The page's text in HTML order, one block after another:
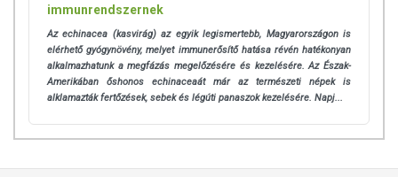
immunrendszernek
Az echinacea (kasvirág) az egyik legismertebb, Magyarországon is
elérhető gyógynövény, melyet immunerősítő hatása révén hatékonyan
alkalmazhatunk a megfázás megelőzésére és kezelésére. Az Észak-
Amerikában őshonos echinaceaát már az természeti népek is
alklamazták fertőzések, sebek és légúti panaszok kezelésére. Napj...